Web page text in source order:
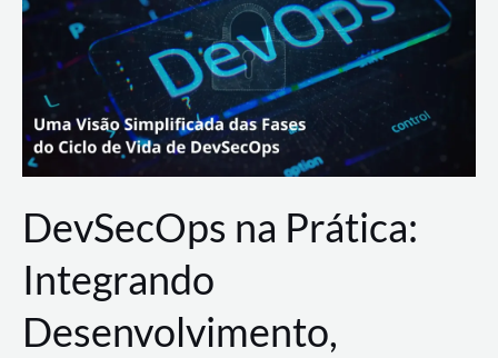
DevSecOps na Prática:
Integrando
Desenvolvimento,